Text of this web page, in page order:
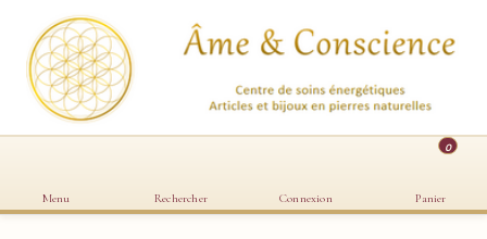
Menu Rechercher Connexion
0
Panier